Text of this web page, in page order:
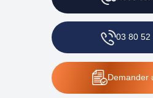
03 80 52
Demander